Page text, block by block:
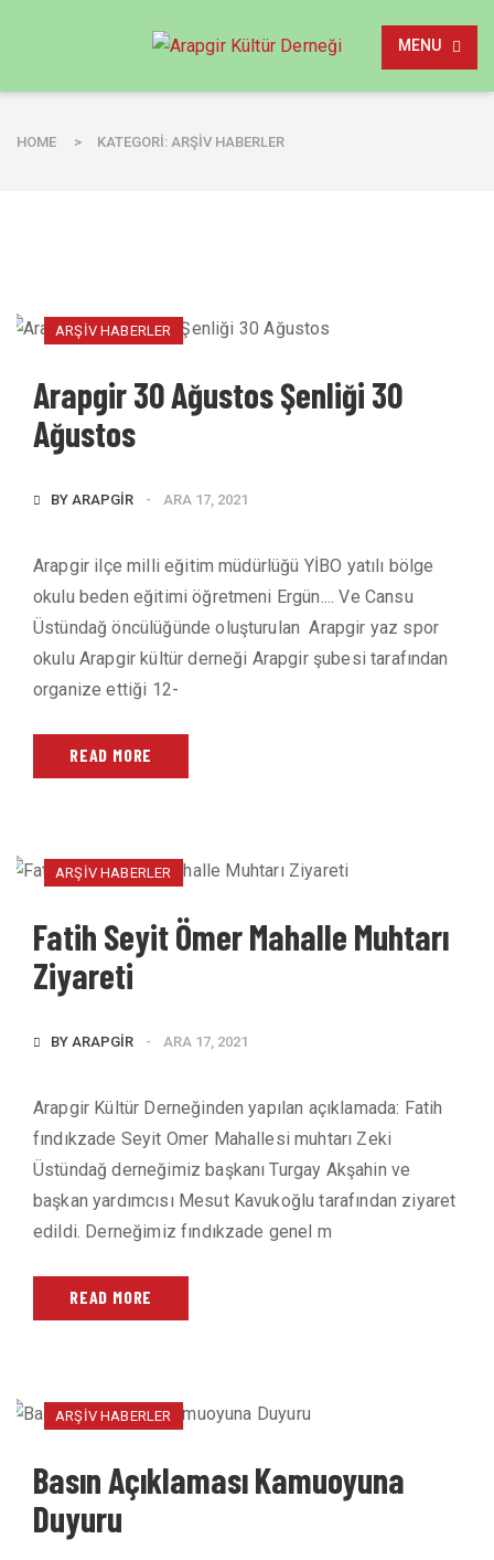
MENU
HOME > KATEGORI: ARŞIV HABERLER
ARŞIV HABERLER
Arapgir 30 Ağustos Şenliği 30
Ağustos
BY ARAPGIR ARA 17, 2021
Arapgir ilçe milli eğitim müdürlüğü YİBO yatılı bölge
okulu beden eğitimi öğretmeni Ergün.... Ve Cansu
Üstündağ öncülüğünde oluşturulan Arapgir yaz spor
okulu Arapgir kültür derneği Arapgir şubesi tarafından
organize ettiği 12-
READ MORE
ARŞIV HABERLER
Fatih Seyit Ömer Mahalle Muhtarı
Ziyareti
BY ARAPGIR ARA 17, 2021
Arapgir Kültür Derneğinden yapılan açıklamada: Fatih
fındıkzade Seyit Omer Mahallesi muhtarı Zeki
Üstündağ derneğimiz başkanı Turgay Akşahin ve
başkan yardımcısı Mesut Kavukoğlu tarafından ziyaret
edildi. Derneğimiz fındıkzade genel m
READ MORE
ARŞIV HABERLER
Basın Açıklaması Kamuoyuna
Duyuru